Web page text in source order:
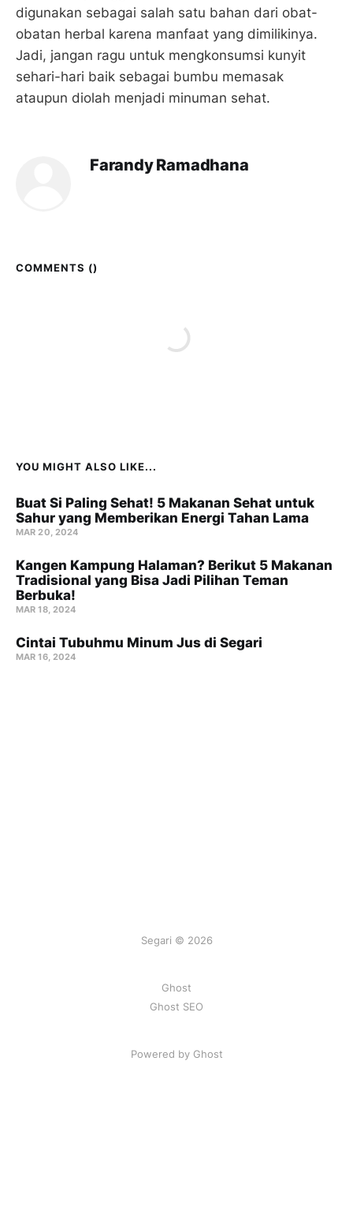
digunakan sebagai salah satu bahan dari obat-
obatan herbal karena manfaat yang dimilikinya.
Jadi, jangan ragu untuk mengkonsumsi kunyit
sehari-hari baik sebagai bumbu memasak
ataupun diolah menjadi minuman sehat.
Farandy Ramadhana
COMMENTS ()
YOU MIGHT ALSO LIKE...
Buat Si Paling Sehat! 5 Makanan Sehat untuk
Sahur yang Memberikan Energi Tahan Lama
MAR 20, 2024
Kangen Kampung Halaman? Berikut 5 Makanan
Tradisional yang Bisa Jadi Pilihan Teman
Berbuka!
MAR 18, 2024
Cintai Tubuhmu Minum Jus di Segari
MAR 16, 2024
Segari © 2026
Ghost
Ghost SEO
Powered by Ghost